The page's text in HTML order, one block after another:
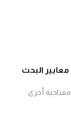
معايير البحث
أخرى